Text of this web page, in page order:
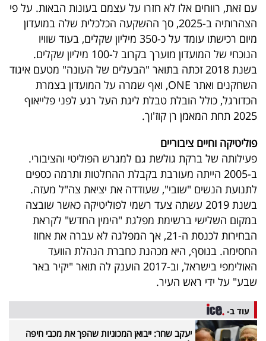
עם זאת, רווחים אלו לא חזרו על עצמם בעונות הבאות. על פי
הצהרותיה ב-2025, סך ההשקעה הכלכלית שלה במועדון
מיום רכישתו עומד על כ-350 מיליון שקלים, בעוד שוויו
הנוכחי של המועדון מוערך בקרוב ל-100 מיליון שקלים.
בשנת 2018 זכתה בתואר "הבעלים של העונה" מטעם איגוד
השחקנים ואתר ONE, ואף שמרה על המועדון בצמרת
הכדורגל, כולל הובלת טבלת ליגת העל רגע לפני פלייאוף
2025 תחת המאמן רן קוז'וך.
פוליטיקה וחיים ציבוריים
פעילותה של ברקת גולשת גם למגרש הפוליטי והציבורי.
ב-2005 הייתה מעורבת בקבלת ההחלטות ותרמה כספים
לתנועת הנשים "שובי", שעודדה את יציאת צה"ל מעזה.
בשנת 2019 עשתה צעד רשמי לפוליטיקה כאשר שובצה
במקום השלישי ברשימת מפלגת "הימין החדש" לקראת
הבחירות לכנסת ה-21, אך המפלגה לא עברה את אחוז
החסימה. בנוסף, היא מכהנת כחברת הנהלת הוועד
האולימפי בישראל, וב-2017 הוענק לה תואר "יקיר באר
שבע" על ידי ראש העיר.
עוד ב-
יעקב שחר: ייבואן המכוניות שהפך את מכבי חיפה